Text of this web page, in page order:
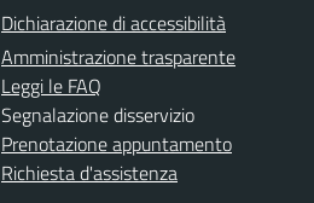
Dichiarazione di accessibilità
Amministrazione trasparente
Leggi le FAQ
Segnalazione disservizio
Prenotazione appuntamento
Richiesta d'assistenza